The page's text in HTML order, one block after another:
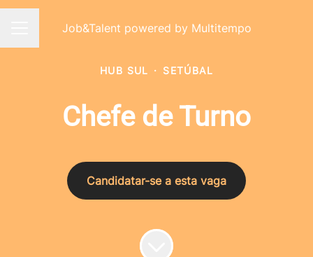
Menu de carreiras
Job&Talent powered by Multitempo
HUB SUL · SETÚBAL
Chefe de Turno
Candidatar-se a esta vaga